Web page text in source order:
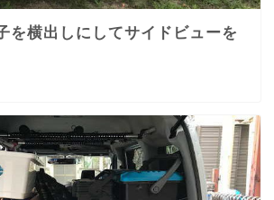
を横出しにしてサイドビューを